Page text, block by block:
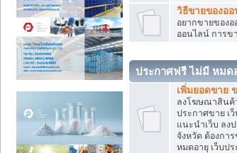
วิธีขายของออ
อยากขายของ
ออนไลน์ การข
ประกาศฟรี ไม่มี หมด
เพิ่มยอดขาย
ลงโฆษณาสินค้
ประกาศขาย เ
แนะนำเว็บ ลง
จังหวัด ต้องกา
หมดอายุ เว็บป